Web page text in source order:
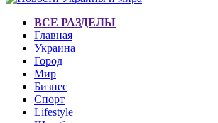
ВСЕ РАЗДЕЛЫ
Главная
Украина
Город
Мир
Бизнес
Спорт
Lifestyle